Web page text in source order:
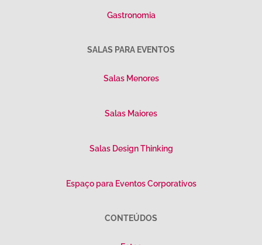
Gastronomia
SALAS PARA EVENTOS
Salas Menores
Salas Maiores
Salas Design Thinking
Espaço para Eventos Corporativos
CONTEÚDOS